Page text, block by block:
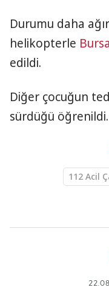
Durumu daha
helikopterle Bursa
edildi.
Diğer çocuğun
sürdüğü öğrenildi.
112 Acil